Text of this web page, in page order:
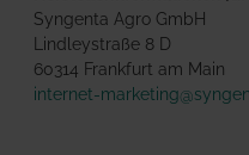
Syngenta Agro GmbH
Lindleystraße 8 D
60314 Frankfurt am Main
internet-